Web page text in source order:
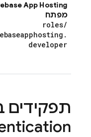
App Hosting
מפתח
roles/
.
developer
תפקידים